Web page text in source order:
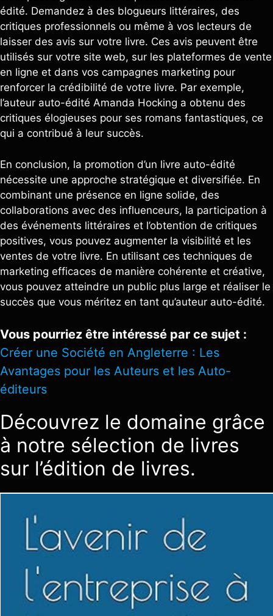
édité. Demandez à des blogueurs littéraires, des
critiques professionnels ou même à vos lecteurs de
laisser des avis sur votre livre. Ces avis peuvent être
utilisés sur votre site web, sur les plateformes de vente
en ligne et dans vos campagnes marketing pour
renforcer la crédibilité de votre livre. Par exemple,
l’auteur auto-édité Amanda Hocking a obtenu des
critiques élogieuses pour ses romans fantastiques, ce
qui a contribué à leur succès.
En conclusion, la promotion d’un livre auto-édité
nécessite une approche stratégique et diversifiée. En
combinant une présence en ligne solide, des
collaborations avec des influenceurs, la participation à
des événements littéraires et l’obtention de critiques
positives, vous pouvez augmenter la visibilité et les
ventes de votre livre. En utilisant ces techniques de
marketing efficaces de manière cohérente et créative,
vous pouvez atteindre un public plus large et réaliser le
succès que vous méritez en tant qu’auteur auto-édité.
Vous pourriez être intéressé par ce sujet :
Créer une Société en Angleterre : Les
Avantages pour les Auteurs et les Auto-
éditeurs
Découvrez le domaine grâce
à notre sélection de livres
sur l’édition de livres.